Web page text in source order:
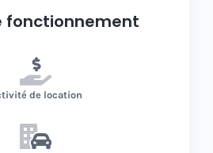
fonctionnement
de location